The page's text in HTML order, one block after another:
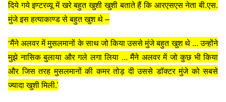
दिये गये इण्टरव्यू में खरे बहुत खुशी खुशी बताते हैं कि आरएसएस नेता बी.एस.
मुंजे इस हत्याकाण्ड से बहुत खुश थे –
‘मैंने अलवर में मुसलमानों के साथ जो किया उससे मुंजे बहुत खुश थे ... उन्होंने
मुझे नासिक बुलाया और गले लगा लिया ... मैंने अलवर में जो कुछ भी किया
और जिस तरह मुसलमानों की कमर तोड़ दी उससे डॉक्टर मुंजे को सबसे
ज्यादा खुशी मिली.’